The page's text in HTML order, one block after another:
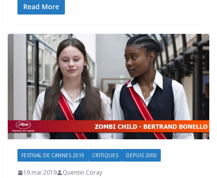
Read More
FESTIVAL DE CANNES 2019 CRITIQUES DEPUIS 2000
19 mai 2019 Quentin Coray